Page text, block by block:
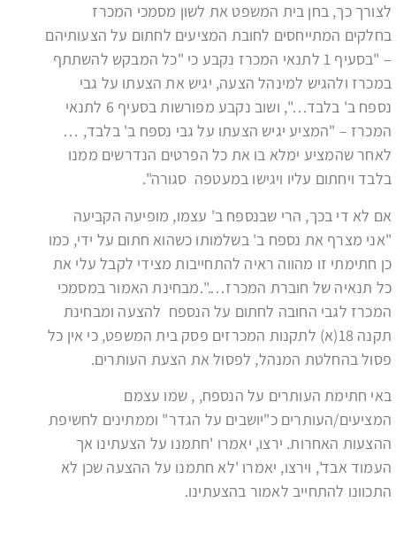
לצורך כך, בחן בית המשפט את לשון מסמכי המכרז
בחלקים המתייחסים לחובת המציעים לחתום על הצעותיהם
– "בסעיף 1 לתנאי המכרז נקבע כי "כל המבקש להשתתף
במכרז ולהגיש למינהל הצעה, יגיש את הצעתו על גבי
נספח ב' בלבד…", ושוב נקבע מפורשות בסעיף 6 לתנאי
המכרז – "המציע יגיש הצעתו על גבי נספח ב' בלבד, …
לאחר שהמציע ימלא בו את כל הפרטים הנדרשים ממנו
בלבד ויחתום עליו ויגישו במעטפה סגורה".
אם לא די בכך, הרי שבנספח ב' עצמו, מופיעה הקביעה
"אני מצרף את נספח ב' בשלמותו כשהוא חתום על ידי, כמו
כן חתימתי זו מהווה ראיה להתחייבות מצידי לקבל עלי את
כל תנאיה של חוברת המכרז….".מבחינת האמור במסמכי
המכרז לגבי החובה לחתום על הנספח להצעה ומבחינת
תקנה 18(א) לתקנות המכרזים פסק בית המשפט, כי אין כל
פסול בהחלטת המנהל, לפסול את הצעת העותרים.
באי חתימת העותרים על הנספח, , שמו עצמם
המציעים/העותרים כ"יושבים על הגדר" וממתינים לחשיפת
ההצעות האחרות. ירצו, יאמרו 'חתמנו על הצעתינו אך
העמוד אבד', וירצו, יאמרו 'לא חתמנו על ההצעה שכן לא
התכוונו להתחייב לאמור בהצעתינו.